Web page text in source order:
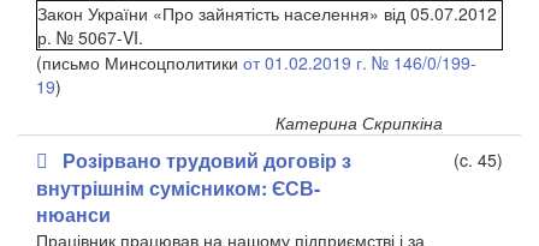
Закон України «Про зайнятість населення» від 05.07.2012
р. № 5067-VI.
(письмо Минсоцполитики от 01.02.2019 г. № 146/0/199-
19)
Катерина Скрипкіна
Розірвано трудовий договір з
внутрішнім сумісником: ЄСВ-
нюанси
(c. 45)
Працівник працював на нашому підприємстві і за